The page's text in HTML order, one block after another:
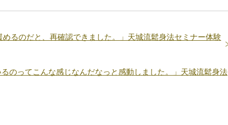
めるのだと、再確認できました。」天城流鬆身法セミナー体験
るのってこんな感じなんだなっと感動しました。」天城流鬆身法